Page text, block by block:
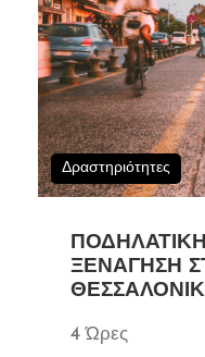
Δραστηριότητες
ΠΟΔΗΛΑΤΙΚΉ
ΞΕΝΆΓΗΣΗ
4 Ώρες